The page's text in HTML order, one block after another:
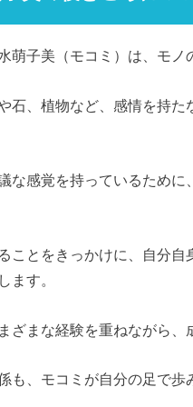
萌子美（モコミ）は、モノ
石、植物など、感情を持
な感覚を持っているため
ことをきっかけに、自分
ます。
ざまな経験を重ねながら、
も、モコミが自分の足で歩